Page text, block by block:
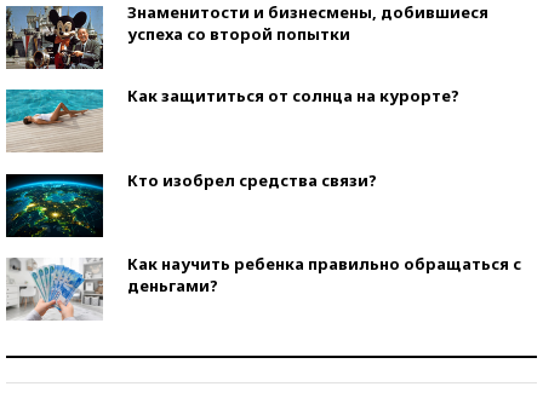
Знаменитости и бизнесмены, добившиеся
успеха со второй попытки
Как защититься от солнца на курорте?
Кто изобрел средства связи?
Как научить ребенка правильно обращаться с
деньгами?